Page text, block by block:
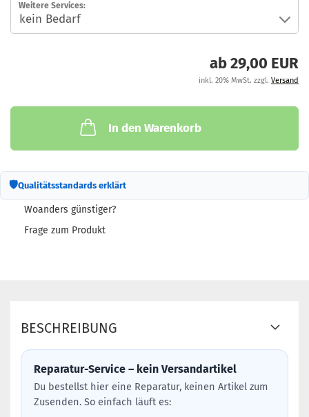
Weitere Services:
ab 29,00 EUR
inkl. 20% MwSt. zzgl. Versand
In den Warenkorb
🛡Qualitätsstandards erklärt
Woanders günstiger?
Frage zum Produkt
BESCHREIBUNG
Reparatur-Service – kein Versandartikel
Du bestellst hier eine Reparatur, keinen Artikel zum
Zusenden. So einfach läuft es: